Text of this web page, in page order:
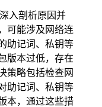
入剖析原因并
可能涉及网络连
助记词、私钥等
版本过低，存在
策略包括检查网
助记词、私钥等
本，通过这些措